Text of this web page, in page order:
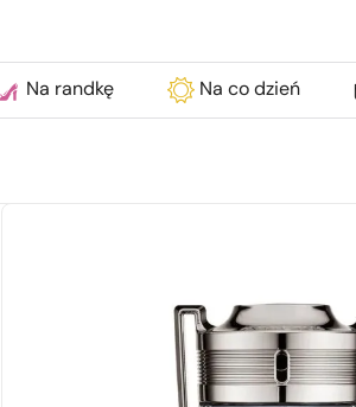
Na randkę Na co dzień